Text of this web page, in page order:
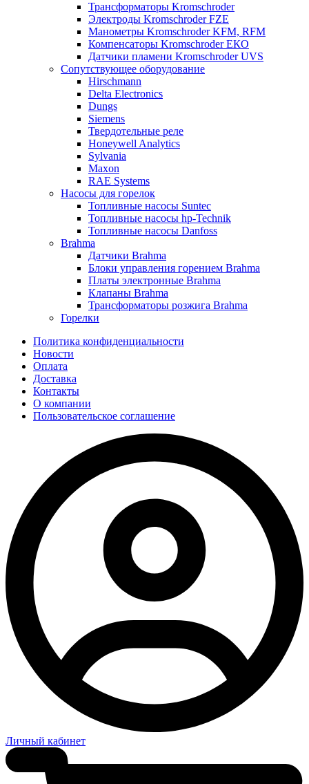
Трансформаторы Kromschroder
Электроды Kromschroder FZE
Манометры Kromschroder KFM, RFM
Компенсаторы Kromschroder ЕКО
Датчики пламени Kromschroder UVS
Сопутствующее оборудование
Hirschmann
Delta Electronics
Dungs
Siemens
Твердотельные реле
Honeywell Analytics
Sylvania
Maxon
RAE Systems
Насосы для горелок
Топливные насосы Suntec
Топливные насосы hp-Technik
Топливные насосы Danfoss
Brahma
Датчики Brahma
Блоки управления горением Brahma
Платы электронные Brahma
Клапаны Brahma
Трансформаторы розжига Brahma
Горелки
Политика конфиденциальности
Новости
Оплата
Доставка
Контакты
О компании
Пользовательское соглашение
Личный кабинет